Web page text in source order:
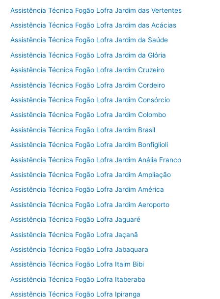
Assistência Técnica Fogão Lofra Jardim das Vertentes
Assistência Técnica Fogão Lofra Jardim das Acácias
Assistência Técnica Fogão Lofra Jardim da Saúde
Assistência Técnica Fogão Lofra Jardim da Glória
Assistência Técnica Fogão Lofra Jardim Cruzeiro
Assistência Técnica Fogão Lofra Jardim Cordeiro
Assistência Técnica Fogão Lofra Jardim Consórcio
Assistência Técnica Fogão Lofra Jardim Colombo
Assistência Técnica Fogão Lofra Jardim Brasil
Assistência Técnica Fogão Lofra Jardim Bonfiglioli
Assistência Técnica Fogão Lofra Jardim Anália Franco
Assistência Técnica Fogão Lofra Jardim Ampliação
Assistência Técnica Fogão Lofra Jardim América
Assistência Técnica Fogão Lofra Jardim Aeroporto
Assistência Técnica Fogão Lofra Jaguaré
Assistência Técnica Fogão Lofra Jaçanã
Assistência Técnica Fogão Lofra Jabaquara
Assistência Técnica Fogão Lofra Itaim Bibi
Assistência Técnica Fogão Lofra Itaberaba
Assistência Técnica Fogão Lofra Ipiranga